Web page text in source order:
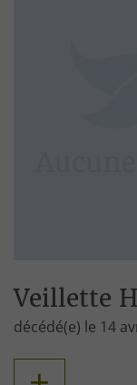
Veillette
décédé(e) le 14